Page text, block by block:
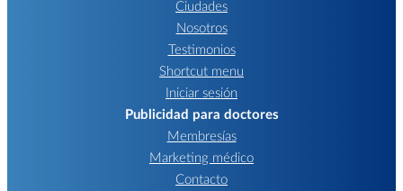
Ciudades
Nosotros
Testimonios
Shortcut menu
Iniciar sesión
Publicidad para doctores
Membresías
Marketing médico
Contacto